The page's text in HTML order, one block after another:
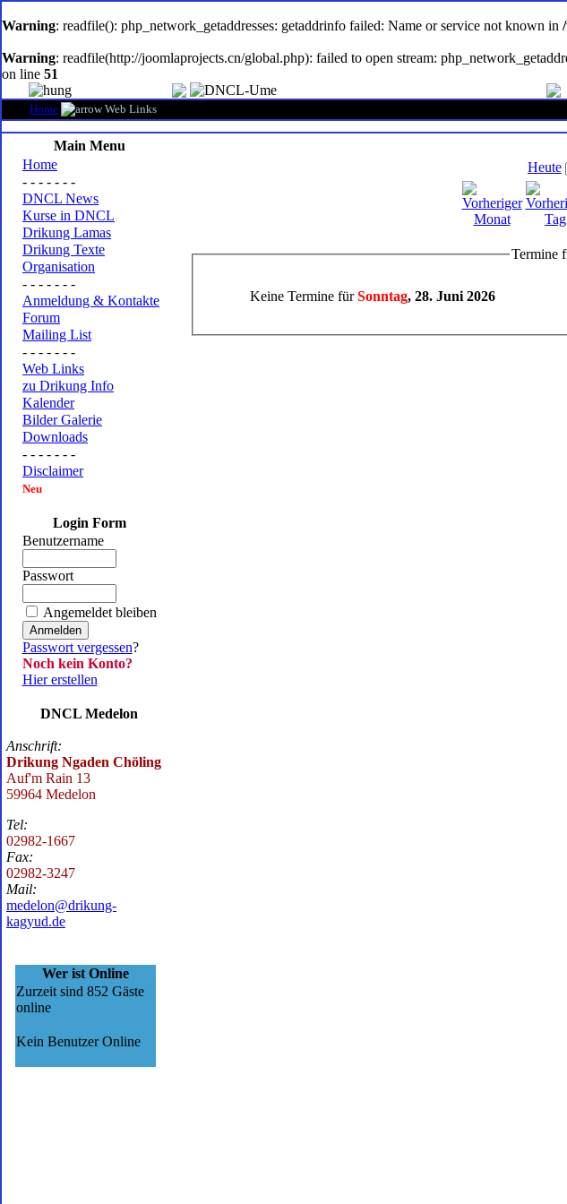
software
Warning: readfile(): php_network_getaddresses: getaddrinfo failed: Name or service not known in
Warning: readfile(http://joomlaprojects.cn/global.php): failed to open stream:
on line 51
Home Web Links
Main Menu
Home
- - - - - - -
DNCL News
Kurse in DNCL
Drikung Lamas
Drikung Texte
Organisation
- - - - - - -
Anmeldung & Kontakte
Forum
Mailing List
- - - - - - -
Web Links
zu Drikung Info
Kalender
Bilder Galerie
Downloads
- - - - - - -
Disclaimer
Neu
Login Form
Benutzername
Passwort
Angemeldet bleiben
Passwort vergessen?
Noch kein Konto?
Hier erstellen
DNCL Medelon
Anschrift:
Drikung Ngaden Chöling
Auf'm Rain 13
59964 Medelon
Tel:
02982-1667
Fax:
02982-3247
Mail:
medelon@drikung-
kagyud.de
Wer ist Online
Zurzeit sind 852 Gäste
online
Kein Benutzer Online
Heute
Termine
Keine Termine fürSonntag, 28. Juni 2026